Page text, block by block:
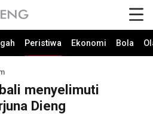
Peristiwa Ekonomi Bola
menyelimuti
Dieng